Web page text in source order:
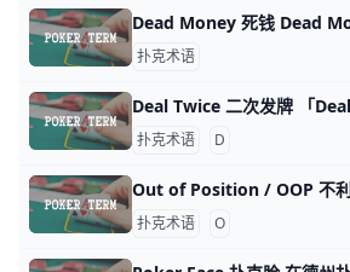
扑克术语
扑克术语 D
扑克术语 O